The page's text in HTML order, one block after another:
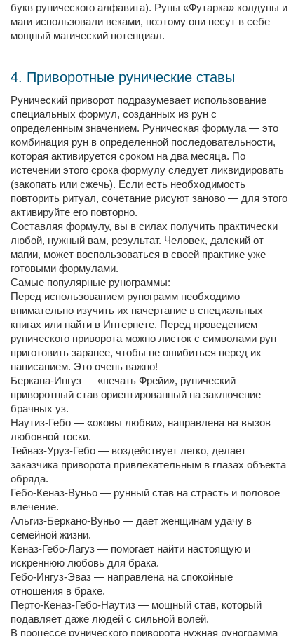
букв рунического алфавита). Руны «Футарка» колдуны и
маги использовали веками, поэтому они несут в себе
мощный магический потенциал.
4. Приворотные рунические ставы
Рунический приворот подразумевает использование
специальных формул, созданных из рун с
определенным значением. Руническая формула — это
комбинация рун в определенной последовательности,
которая активируется сроком на два месяца. По
истечении этого срока формулу следует ликвидировать
(закопать или сжечь). Если есть необходимость
повторить ритуал, сочетание рисуют заново — для этого
активируйте его повторно.
Составляя формулу, вы в силах получить практически
любой, нужный вам, результат. Человек, далекий от
магии, может воспользоваться в своей практике уже
готовыми формулами.
Самые популярные рунограммы:
Перед использованием рунограмм необходимо
внимательно изучить их начертание в специальных
книгах или найти в Интернете. Перед проведением
рунического приворота можно листок с символами рун
приготовить заранее, чтобы не ошибиться перед их
написанием. Это очень важно!
Беркана-Ингуз — «печать Фрейи», рунический
приворотный став ориентированный на заключение
брачных уз.
Наутиз-Гебо — «оковы любви», направлена на вызов
любовной тоски.
Тейваз-Уруз-Гебо — воздействует легко, делает
заказчика приворота привлекательным в глазах объекта
обряда.
Гебо-Кеназ-Вуньо — рунный став на страсть и половое
влечение.
Альгиз-Беркано-Вуньо — дает женщинам удачу в
семейной жизни.
Кеназ-Гебо-Лагуз — помогает найти настоящую и
искреннюю любовь для брака.
Гебо-Ингуз-Эваз — направлена на спокойные
отношения в браке.
Перто-Кеназ-Гебо-Наутиз — мощный став, который
подавляет даже людей с сильной волей.
В процессе рунического приворота нужная рунограмма